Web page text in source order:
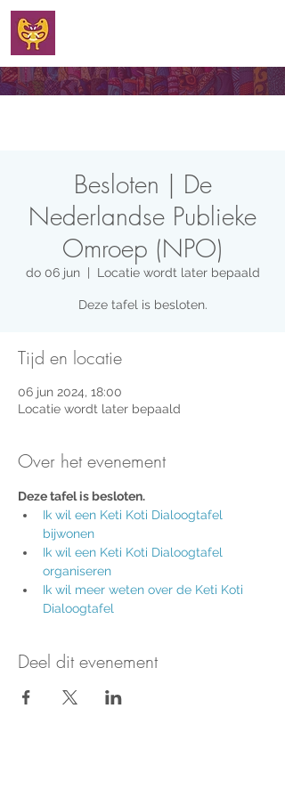
Besloten | De
Nederlandse Publieke
Omroep (NPO)
do 06 jun
  |
Locatie wordt later bepaald
Deze tafel is besloten.
Tijd en locatie
06 jun 2024, 18:00
Locatie wordt later bepaald
Over het evenement
Deze tafel is besloten.
Ik wil een Keti Koti Dialoogtafel
bijwonen
Ik wil een Keti Koti Dialoogtafel
organiseren
Ik wil meer weten over de Keti Koti
Dialoogtafel
Deel dit evenement